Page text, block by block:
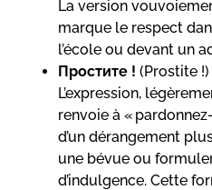
La version
marque le respect
l’école ou devant un
Простите ! (Prostite !)
L’expression,
renvoie à «
d’un dérangement
une bévue ou
d’indulgence. Cette